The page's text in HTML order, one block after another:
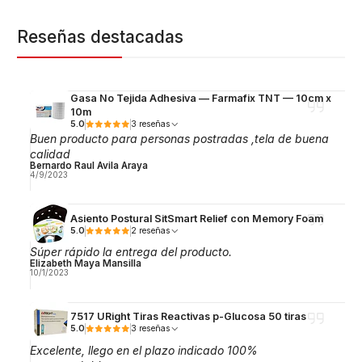
Reseñas destacadas
Gasa No Tejida Adhesiva — Farmafix TNT — 10cm x
10m
5.0 3 reseñas
Buen producto para personas postradas ,tela de buena
calidad
Bernardo Raul Avila Araya
4/9/2023
Asiento Postural SitSmart Relief con Memory Foam
5.0 2 reseñas
Súper rápido la entrega del producto.
Elizabeth Maya Mansilla
10/1/2023
7517 URight Tiras Reactivas p-Glucosa 50 tiras
5.0 3 reseñas
Excelente, llego en el plazo indicado 100%